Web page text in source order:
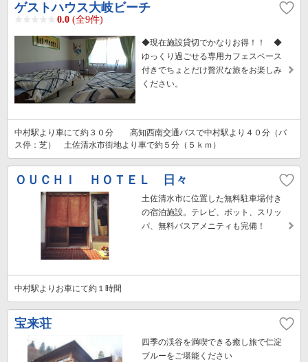
ゲストハウス大岐ビーチ
0.0 (全9件)
◆現在施設貸切でかなりお得！！ ◆
ゆっくり過ごせる専用カフェスペース
付きでちょとだけ贅沢な旅をお楽しみ
ください。
中村駅より車にて約３０分 高知西南交通バスで中村駅より４０分（バ
ス停：芝） 土佐清水市街地より車で約５分（５ｋｍ）
ＯＵＣＨＩ ＨＯＴＥＬ 日々
土佐清水市に位置した無料駐車場付き
の宿泊施設。テレビ、ポット、スリッ
パ、無料バスアメニティも完備！
中村駅よりお車にて約１時間
宝来荘
四季の渓谷を満喫できる癒し旅で仁淀
ブルーをご堪能ください